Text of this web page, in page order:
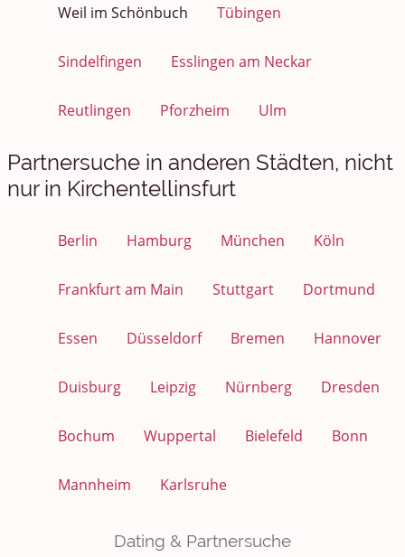
Weil im Schönbuch Tübingen
Sindelfingen Esslingen am Neckar
Reutlingen Pforzheim Ulm
Partnersuche in anderen Städten, nicht
nur in Kirchentellinsfurt
Berlin Hamburg München Köln
Frankfurt am Main Stuttgart Dortmund
Essen Düsseldorf Bremen Hannover
Duisburg Leipzig Nürnberg Dresden
Bochum Wuppertal Bielefeld Bonn
Mannheim Karlsruhe
Dating & Partnersuche